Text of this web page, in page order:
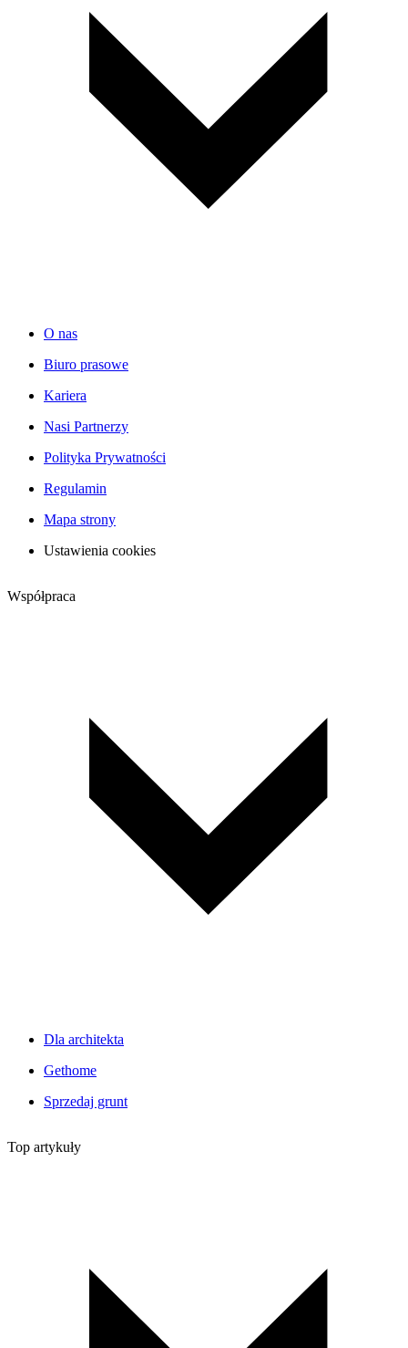
O nas
Biuro prasowe
Kariera
Nasi Partnerzy
Polityka Prywatności
Regulamin
Mapa strony
Ustawienia cookies
Współpraca
Dla architekta
Gethome
Sprzedaj grunt
Top artykuły